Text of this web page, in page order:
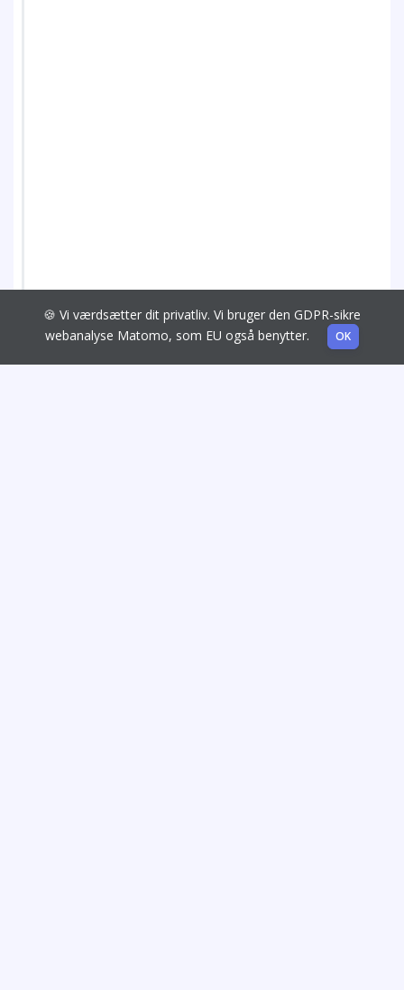
🍪 Vi værdsætter dit privatliv. Vi bruger den GDPR-sikre
webanalyse Matomo, som EU også benytter.
OK